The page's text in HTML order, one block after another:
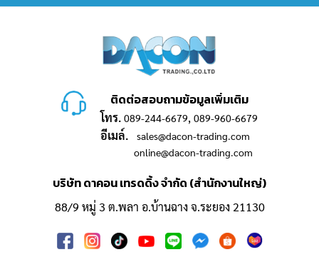
ติดต่อสอบถามข้อมูลเพิ่มเติม
โทร. 089-244-6679, 089-960-6679
อีเมล์.
sales@dacon-trading.com
online@dacon-trading.com
บริษัท ดาคอน เทรดดิ้ง จำกัด (สำนักงานใหญ่)
88/9 หมู่ 3 ต.พลา อ.บ้านฉาง จ.ระยอง 21130